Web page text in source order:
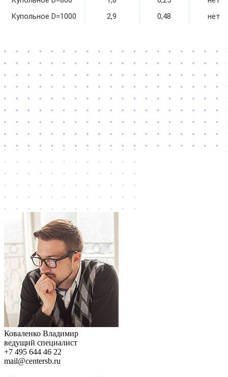
Купольное D=1000
2,9 0,48 нет
Коваленко Владимир
ведущий специалист
+7 495 644 46 22
mail@centersb.ru